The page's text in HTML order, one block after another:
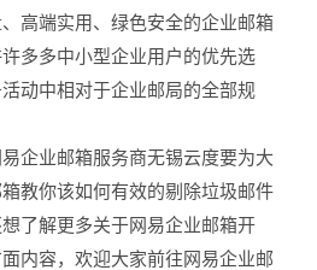
高端实用、绿色安全的企业邮箱
多多中小型企业用户的优先选
动中相对于企业邮局的全部规
业邮箱服务商无锡云度要为大
教你该如何有效的剔除垃圾邮件
了解更多关于网易企业邮箱开
内容，欢迎大家前往网易企业邮